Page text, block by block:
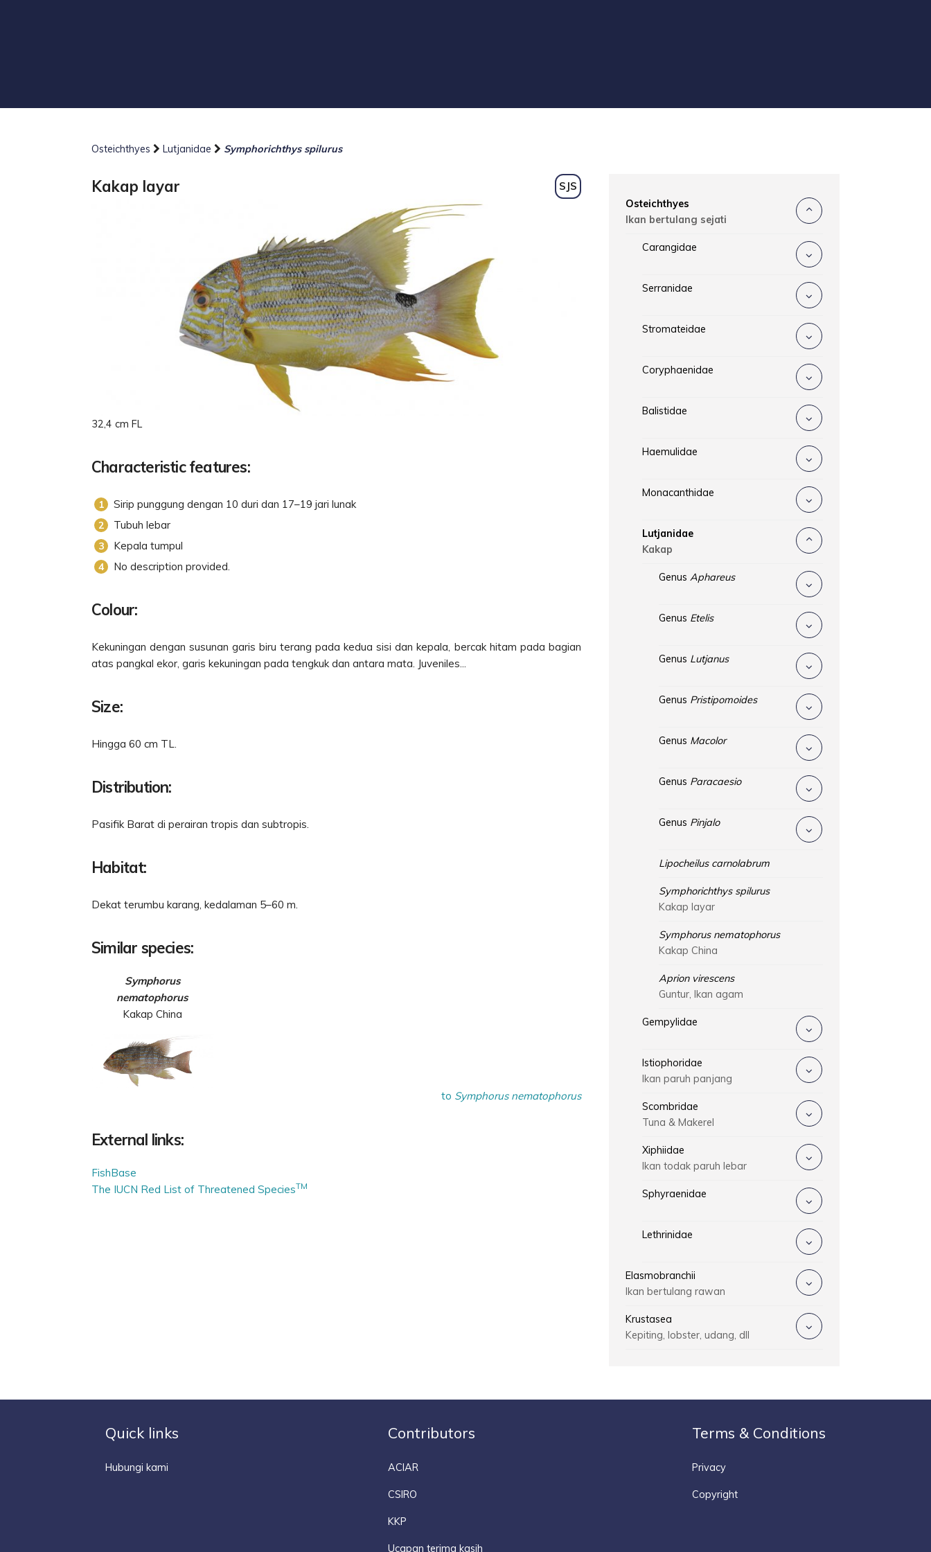
Osteichthyes Lutjanidae Symphorichthys spilurus
Kakap layar SJS
32,4 cm FL
Characteristic features:
Sirip punggung dengan 10 duri dan 17–19 jari lunak
Tubuh lebar
Kepala tumpul
No description provided.
Colour:
Kekuningan dengan susunan garis biru terang pada kedua sisi dan kepala, bercak hitam pada bagian
atas pangkal ekor, garis kekuningan pada tengkuk dan antara mata. Juveniles...
Size:
Hingga 60 cm TL.
Distribution:
Pasifik Barat di perairan tropis dan subtropis.
Habitat:
Dekat terumbu karang, kedalaman 5–60 m.
Similar species:
Symphorus
nematophorus
Kakap China
to Symphorus nematophorus
External links:
FishBase
The IUCN Red List of Threatened SpeciesTM
Osteichthyes
Ikan bertulang sejati
Carangidae
Serranidae
Stromateidae
Coryphaenidae
Balistidae
Haemulidae
Monacanthidae
Lutjanidae
Kakap
Genus Aphareus
Genus Etelis
Genus Lutjanus
Genus Pristipomoides
Genus Macolor
Genus Paracaesio
Genus Pinjalo
Lipocheilus carnolabrum
Symphorichthys spilurus
Kakap layar
Symphorus nematophorus
Kakap China
Aprion virescens
Guntur, Ikan agam
Gempylidae
Istiophoridae
Ikan paruh panjang
Scombridae
Tuna & Makerel
Xiphiidae
Ikan todak paruh lebar
Sphyraenidae
Lethrinidae
Elasmobranchii
Ikan bertulang rawan
Krustasea
Kepiting, lobster, udang, dll
Quick links
Hubungi kami
Contributors
ACIAR
CSIRO
KKP
Ucapan terima kasih
Terms & Conditions
Privacy
Copyright